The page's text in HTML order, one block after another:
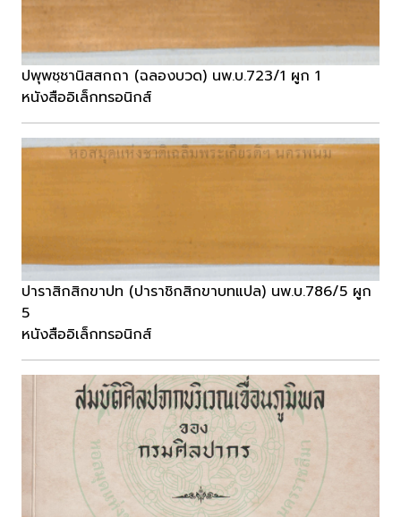
ปพุพชฺชานิสสกถา (ฉลองบวด) นพ.บ.723/1 ผูก 1
หนังสืออิเล็กทรอนิกส์
ปาราสิกสิกขาปท (ปาราชิกสิกขาบทแปล) นพ.บ.786/5 ผูก
5
หนังสืออิเล็กทรอนิกส์